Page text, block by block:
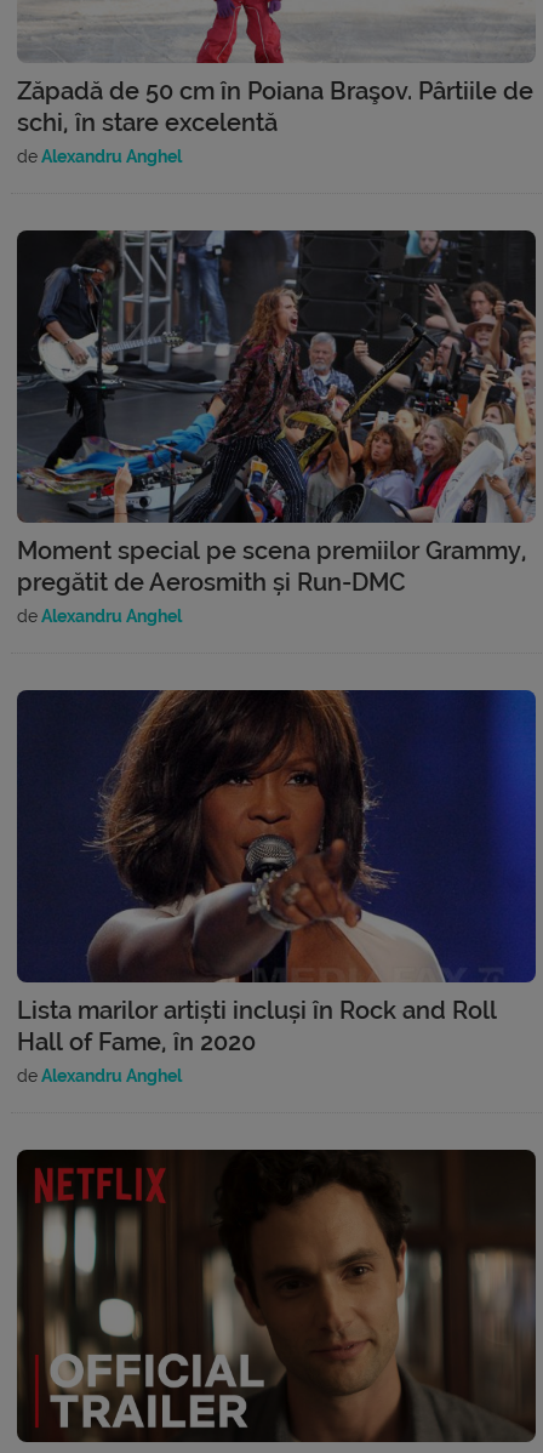
Zăpadă de 50 cm în Poiana Braşov. Pârtiile de
schi, în stare excelentă
deAlexandru Anghel
Moment special pe scena premiilor Grammy,
pregătit de Aerosmith și Run-DMC
deAlexandru Anghel
Lista marilor artiști incluși în Rock and Roll
Hall of Fame, în 2020
deAlexandru Anghel